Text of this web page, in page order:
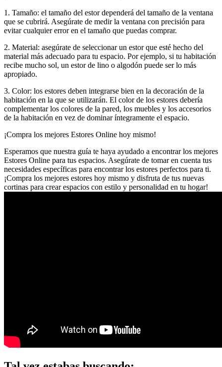
1. Tamaño: el tamaño del estor dependerá del tamaño de la ventana
que se cubrirá. Asegúrate de medir la ventana con precisión para
evitar cualquier error en el tamaño que puedas comprar.
2. Material: asegúrate de seleccionar un estor que esté hecho del
material más adecuado para tu espacio. Por ejemplo, si tu habitación
recibe mucho sol, un estor de lino o algodón puede ser lo más
apropiado.
3. Color: los estores deben integrarse bien en la decoración de la
habitación en la que se utilizarán. El color de los estores debería
complementar los colores de la pared, los muebles y los accesorios
de la habitación en vez de dominar íntegramente el espacio.
¡Compra los mejores Estores Online hoy mismo!
Esperamos que nuestra guía te haya ayudado a encontrar los mejores
Estores Online para tus espacios. Asegúrate de tomar en cuenta tus
necesidades específicas para encontrar los estores perfectos para ti.
¡Compra los mejores estores hoy mismo y disfruta de tus nuevas
cortinas para crear espacios con estilo y personalidad en tu hogar!